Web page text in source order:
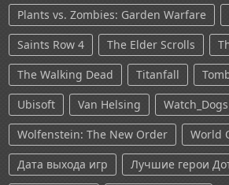
Plants vs. Zombies: Garden Warfare
Saints Row 4
The Elder Scrolls
The Walking Dead
Titanfall
Ubisoft
Van Helsing
Watch_Dogs
Wolfenstein: The New Order
World
Дата выхода игр
Лучшие герои